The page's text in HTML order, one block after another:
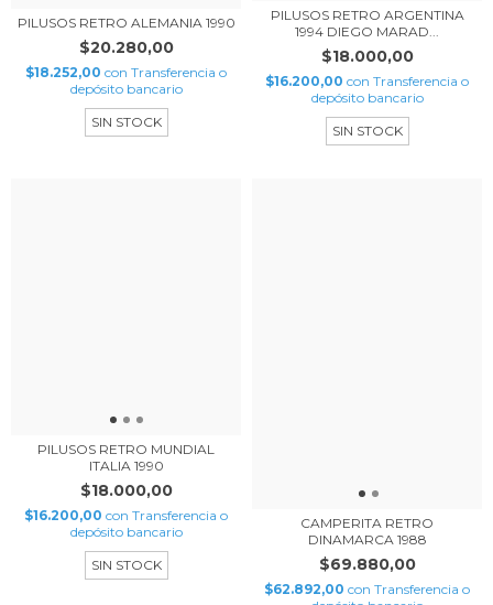
PILUSOS RETRO ALEMANIA 1990
$20.280,00
$18.252,00 con Transferencia o
depósito bancario
SIN STOCK
PILUSOS RETRO ARGENTINA
1994 DIEGO MARAD...
$18.000,00
$16.200,00 con Transferencia o
depósito bancario
SIN STOCK
PILUSOS RETRO MUNDIAL
ITALIA 1990
$18.000,00
$16.200,00 con Transferencia o
depósito bancario
SIN STOCK
CAMPERITA RETRO
DINAMARCA 1988
$69.880,00
$62.892,00 con Transferencia o